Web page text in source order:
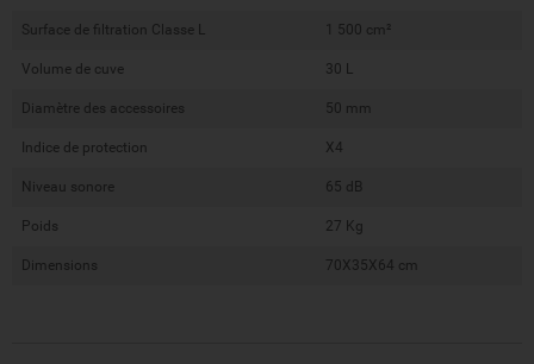
Surface de filtration Classe L 1 500 cm²
Volume de cuve 30 L
Diamètre des accessoires 50 mm
Indice de protection X4
Niveau sonore 65 dB
Poids 27 Kg
Dimensions 70X35X64 cm